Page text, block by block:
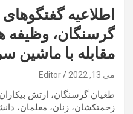
اطلاعیه
گرسنگان، وظیفه
مقابله با ماشین
می 13, 2022 Editor
طغیان گرسنگان، ارتش
زحمتکشان، زنان، معلمان،